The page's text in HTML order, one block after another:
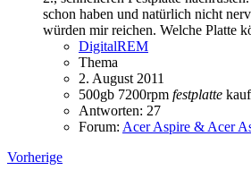
schon haben und natürlich nicht
würden mir reichen. Welche Platte
DigitalREM
Thema
2. August 2011
500gb 7200rpm festplatte
Antworten: 27
Forum: Acer Aspire & Acer
Vorherige